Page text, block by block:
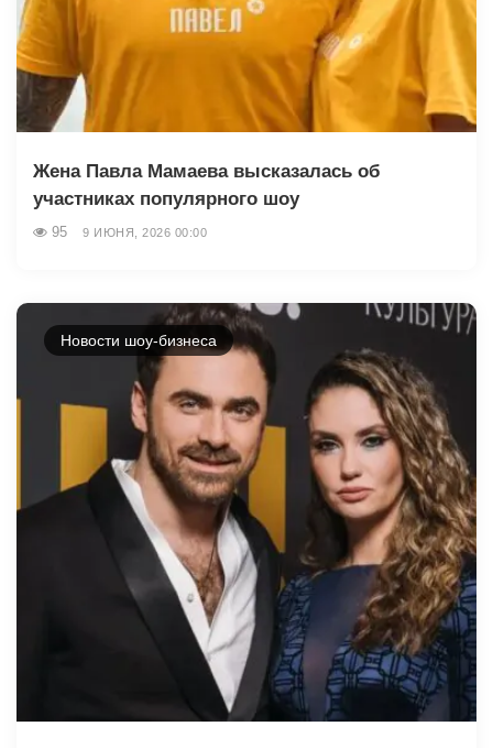
Жена Павла Мамаева высказалась об
участниках популярного шоу
95 9 ИЮНЯ, 2026 00:00
Новости шоу-бизнеса